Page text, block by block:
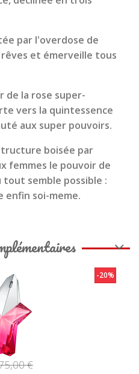
par l'overdose de
rêves et émerveille tous
de la rose super-
vers la quintessence
aux super pouvoirs.
boisée par
femmes le pouvoir de
semble possible :
enfin soi-meme.
€
-20%